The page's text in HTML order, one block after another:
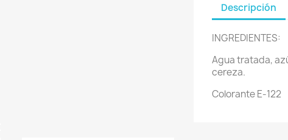
Descripción
INGREDIENTES:
Agua tratada,
cereza.
Colorante E-122